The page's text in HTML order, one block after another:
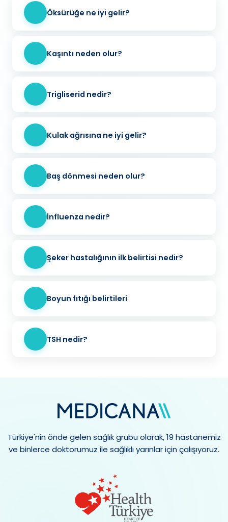
Öksürüğe ne iyi gelir?
Kaşıntı neden olur?
Trigliserid nedir?
Kulak ağrısına ne iyi gelir?
Baş dönmesi neden olur?
İnfluenza nedir?
Şeker hastalığının ilk belirtisi nedir?
Boyun fıtığı belirtileri
TSH nedir?
Türkiye'nin önde gelen sağlık grubu olarak, 19 hastanemiz
ve binlerce doktorumuz ile sağlıklı yarınlar için çalışıyoruz.